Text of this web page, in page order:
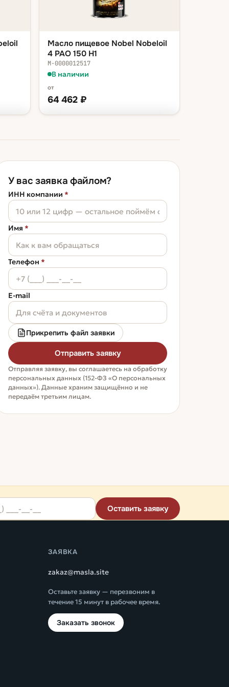
₽
₽
Масло пищевое Nobel Nobeloil
4 PAO 150 H1
М-0000012517
В наличии
от
64 462 ₽
канистра 20 л 64 462 ₽
бочка 200 л 524 928 ₽
У вас заявка файлом?
ИНН компании *
Имя *
Телефон *
E-mail
Прикрепить файл заявки
Отправить заявку
Отправляя заявку, вы соглашаетесь на обработку
персональных данных (152-ФЗ «О персональных
данных»). Данные храним защищённо и не
передаём третьим лицам.
Оставить заявку
ЗАЯВКА
zakaz@masla.site
Оставьте заявку — перезвоним в
течение 15 минут в рабочее время.
Заказать звонок